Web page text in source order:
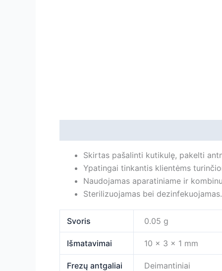
Skirtas pašalinti kutikulę, pakelti
Ypatingai tinkantis klientėms
Naudojamas aparatiniame ir
Sterilizuojamas bei dezinfekuojamas.
Svoris 0.05 g
Išmatavimai 10 × 3 × 1 mm
Frezų antgaliai Deimantiniai